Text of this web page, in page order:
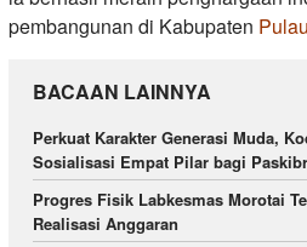
pembangunan di Kabupaten
BACAAN LAINNYA
Perkuat Karakter Generasi Muda,
Sosialisasi Empat Pilar bagi
Progres Fisik Labkesmas Morotai
Realisasi Anggaran